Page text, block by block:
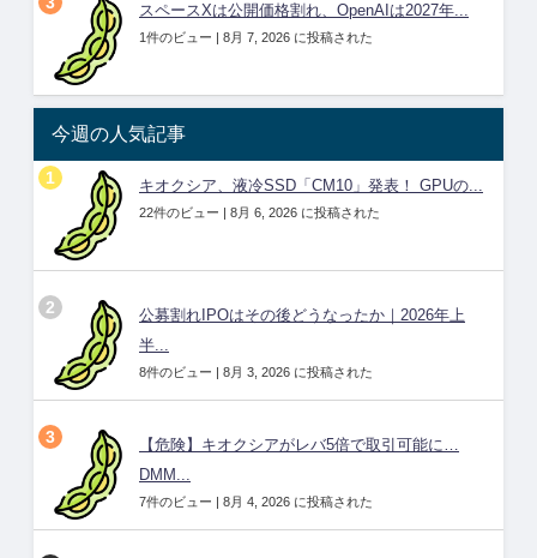
スペースXは公開価格割れ、OpenAIは2027年...
1件のビュー | 8月 7, 2026 に投稿された
今週の人気記事
キオクシア、液冷SSD「CM10」発表！ GPUの...
22件のビュー | 8月 6, 2026 に投稿された
公募割れIPOはその後どうなったか｜2026年上
半...
8件のビュー | 8月 3, 2026 に投稿された
【危険】キオクシアがレバ5倍で取引可能に…
DMM...
7件のビュー | 8月 4, 2026 に投稿された